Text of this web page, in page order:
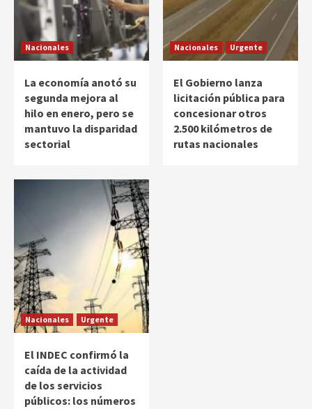
Nacionales
La economía anotó su
segunda mejora al
hilo en enero, pero se
mantuvo la disparidad
sectorial
Nacionales Urgente
El Gobierno lanza
licitación pública para
concesionar otros
2.500 kilómetros de
rutas nacionales
Nacionales Urgente
El INDEC confirmó la
caída de la actividad
de los servicios
públicos: los números